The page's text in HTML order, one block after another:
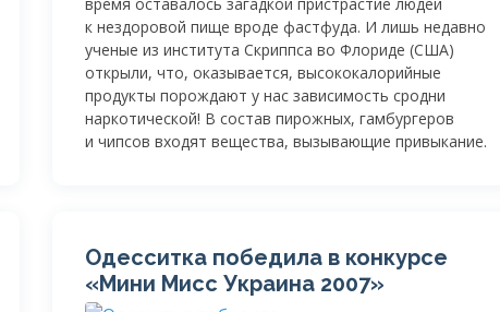
к нездоровой пище вроде фастфуда. И лишь недавно
ученые из института Скриппса во Флориде (США)
открыли, что, оказывается, высококалорийные
продукты порождают у нас зависимость сродни
наркотической! В состав пирожных, гамбургеров
и чипсов входят вещества, вызывающие привыкание.
Одесситка победила в конкурсе
«Мини Мисс Украина 2007»